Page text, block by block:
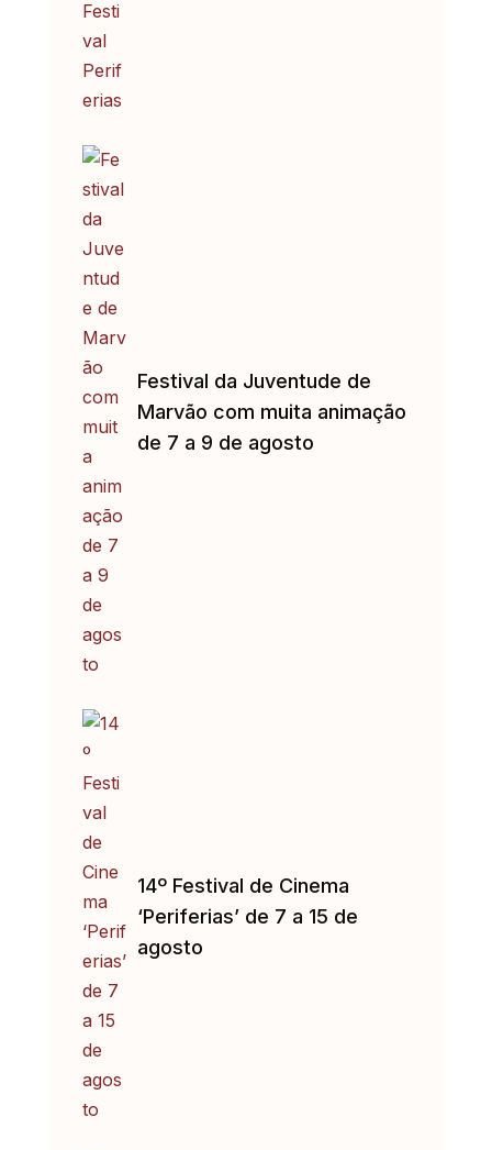
Festival da Juventude de
Marvão com muita animação
de 7 a 9 de agosto
14º Festival de Cinema
‘Periferias’ de 7 a 15 de
agosto